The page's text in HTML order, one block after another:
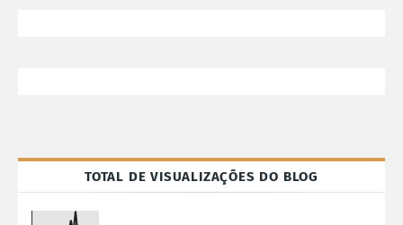
TOTAL DE VISUALIZAÇÕES DO BLOG